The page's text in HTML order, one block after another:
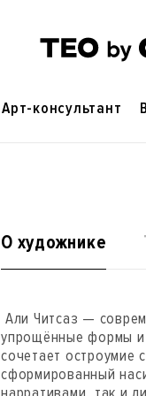
Арт-консультант
О художнике
Али Читсаз —
упрощённые формы и
сочетает остроумие
сформированный